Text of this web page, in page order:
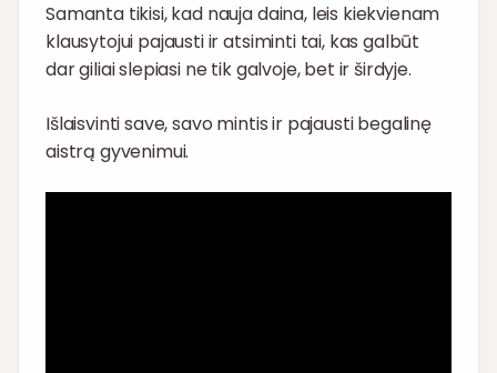
Samanta tikisi, kad nauja daina, leis kiekvienam
klausytojui pajausti ir atsiminti tai, kas galbūt
dar giliai slepiasi ne tik galvoje, bet ir širdyje.
Išlaisvinti save, savo mintis ir pajausti begalinę
aistrą gyvenimui.